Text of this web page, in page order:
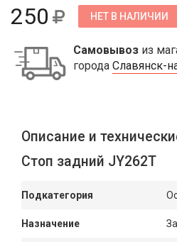
250 НЕТ В НАЛИЧИИ
Самовывоз из
города Славянск-
Описание и
Стоп задний JY262T
Подкатегория
Назначение